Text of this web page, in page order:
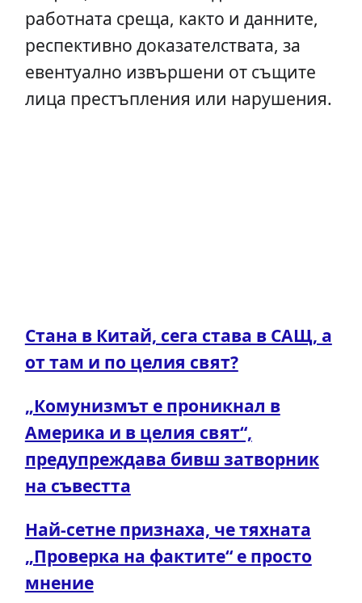
работната среща, както и данните,
респективно доказателствата, за
евентуално извършени от същите
лица престъпления или нарушения.
Стана в Китай, сега става в САЩ, а
от там и по целия свят?
„Комунизмът е проникнал в
Америка и в целия свят“,
предупреждава бивш затворник
на съвестта
Най-сетне признаха, че тяхната
„Проверка на фактите“ е просто
мнение